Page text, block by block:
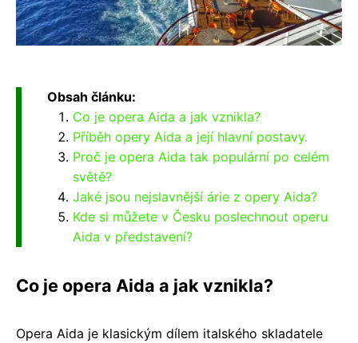
Obsah článku:
Co je opera Aida a jak vznikla?
Příběh opery Aida a její hlavní postavy.
Proč je opera Aida tak populární po celém
světě?
Jaké jsou nejslavnější árie z opery Aida?
Kde si můžete v Česku poslechnout operu
Aida v představení?
Co je opera Aida a jak vznikla?
Opera Aida je klasickým dílem italského skladatele